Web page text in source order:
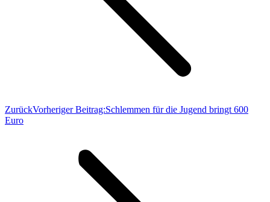
ZurückVorheriger Beitrag:Schlemmen für die Jugend bringt 600
Euro